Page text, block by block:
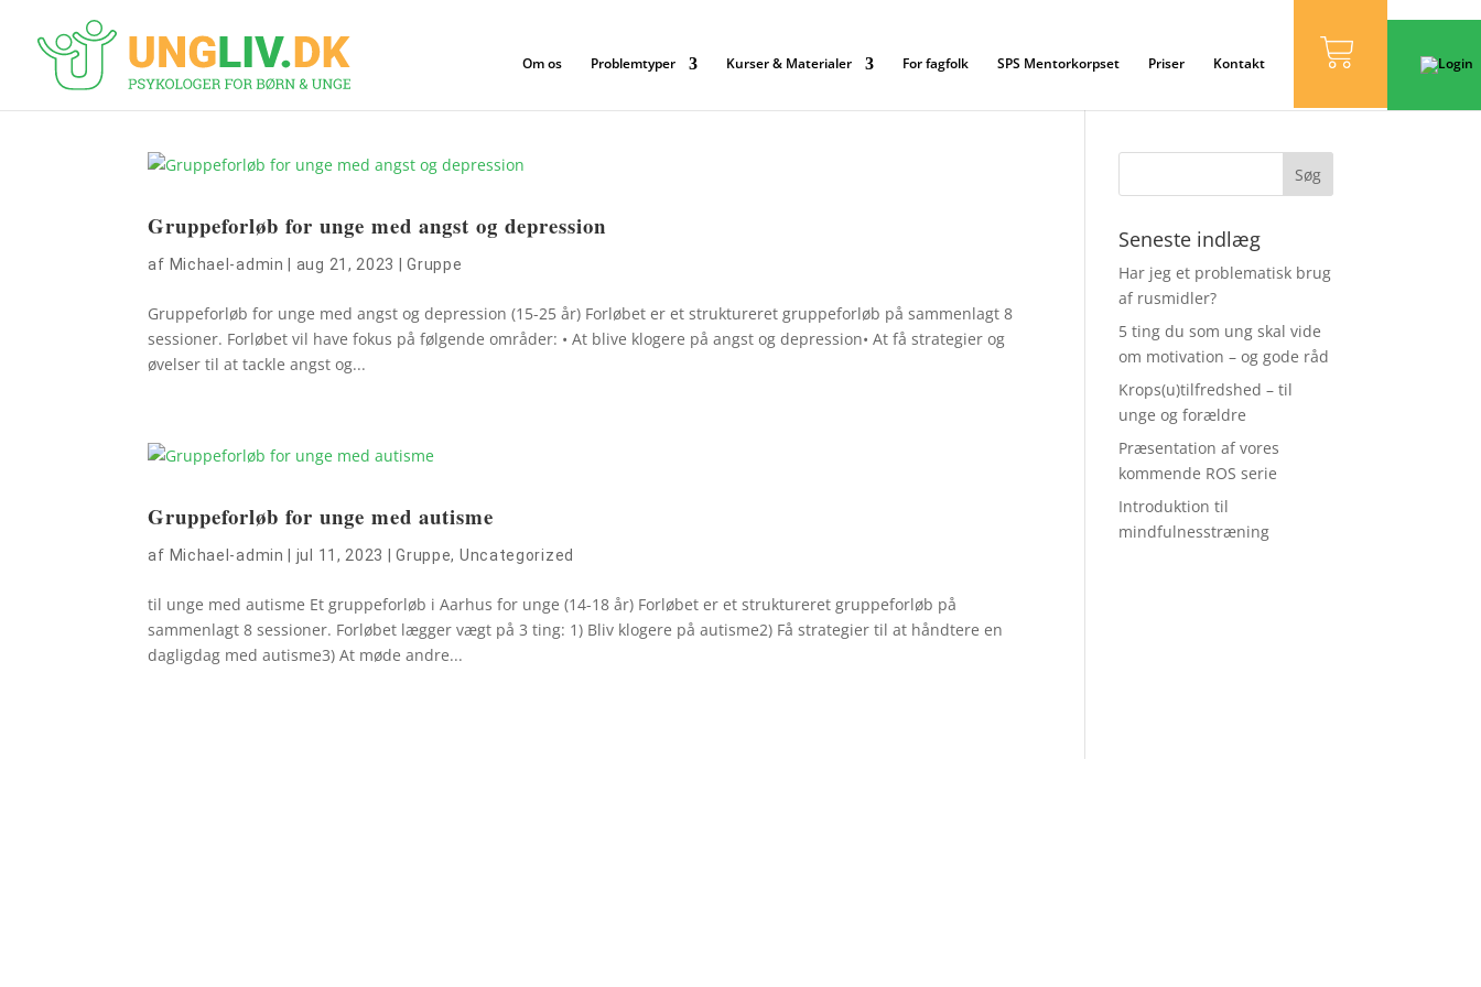
Om os Problemtyper Kurser & Materialer For fagfolk SPS Mentorkorpset Priser Kontakt
Gruppeforløb for unge med angst og depression
af Michael-admin aug 21, 2023 |Gruppe
Gruppeforløb for unge med angst og depression (15-25 år) Forløbet er et struktureret gruppeforløb på sammenlagt 8
sessioner. Forløbet vil have fokus på følgende områder: • At blive klogere på angst og depression• At få strategier og
øvelser til at tackle angst og...
Gruppeforløb for unge med autisme
af Michael-admin jul 11, 2023 |Gruppe, Uncategorized
til unge med autisme Et gruppeforløb i Aarhus for unge (14-18 år) Forløbet er et struktureret gruppeforløb på
sammenlagt 8 sessioner. Forløbet lægger vægt på 3 ting: 1) Bliv klogere på autisme2) Få strategier til at håndtere en
dagligdag med autisme3) At møde andre...
Seneste indlæg
Har jeg et problematisk brug
af rusmidler?
5 ting du som ung skal vide
om motivation – og gode råd
Krops(u)tilfredshed – til
unge og forældre
Præsentation af vores
kommende ROS serie
Introduktion til
mindfulnesstræning